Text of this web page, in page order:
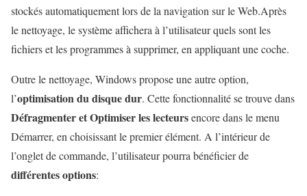
stockés automatiquement lors de la navigation sur le Web.Après
le nettoyage, le système affichera à l’utilisateur quels sont les
fichiers et les programmes à supprimer, en appliquant une coche.
Outre le nettoyage, Windows propose une autre option,
l’optimisation du disque dur. Cette fonctionnalité se trouve dans
Défragmenter et Optimiser les lecteursencore dans le menu
Démarrer, en choisissant le premier élément. A l’intérieur de
l’onglet de commande, l’utilisateur pourra bénéficier de
différentes options: